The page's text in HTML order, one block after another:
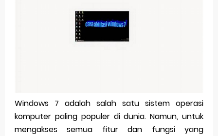
Pp Wa Couple Pasangan: Cara Terbaik Untuk Menjaga Hubungan
Cara Mengecek Windows Ori
Siap Video Call, tapi Download Aplikasinya Dulu, Abangku
Sunday, 9 August
Windows 7 adalah salah satu sistem operasi
komputer paling populer di dunia. Namun, untuk
mengakses semua fitur dan fungsi yang